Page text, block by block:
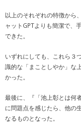
以上のそれぞれの特徴から
ャットGPTよりも簡潔で、
できた。
いずれにしても、これら３
識的な「まことしやか」な
かった。
最後に、『「池上彰とは何
に問題点を感じたら、他の
なるものとなった。